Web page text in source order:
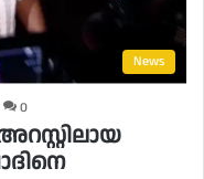
News
0